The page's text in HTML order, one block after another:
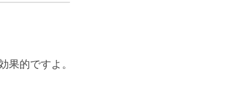
果的ですよ。